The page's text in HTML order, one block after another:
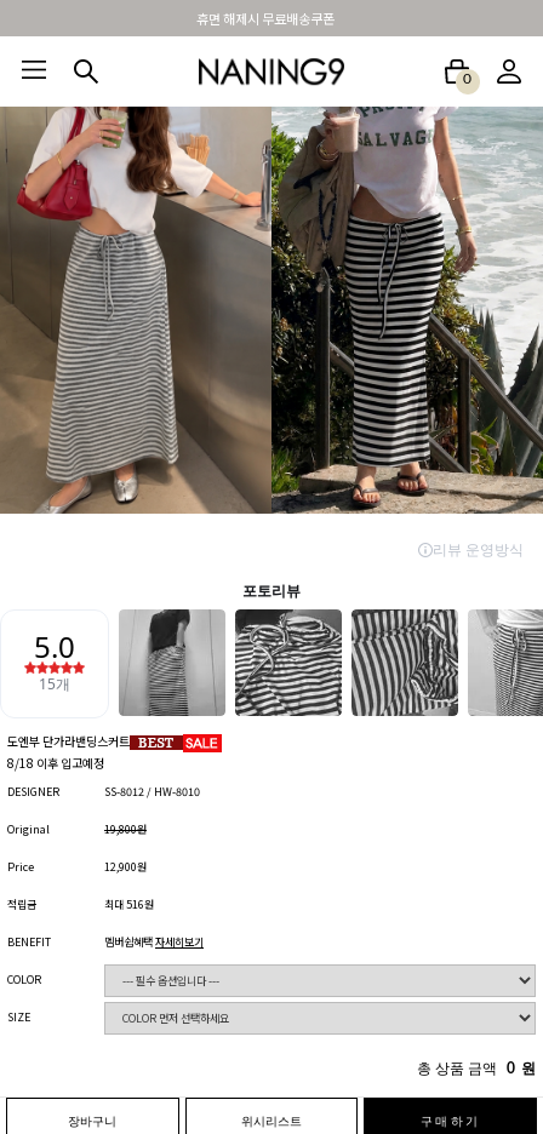
BEST 포토리뷰 - 매주 2명추첨 3만원쿠폰
0
BEST100🤍 NEW5% 베스트재진행 썸머여행룩 아울렛 하객&모임룩
도엔부 단가라밴딩스커트
8/18 이후 입고예정
DESIGNER SS-8012 / HW-8010
Original 19,800원
Price 12,900원
적립금 최대 516원
BENEFIT 멤버쉽혜택자세히보기
COLOR
SIZE
총 상품 금액 0 원
장바구니 위시리스트 구매하기